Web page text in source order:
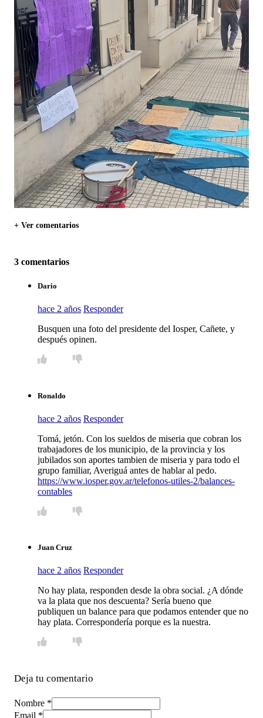
+ Ver comentarios
3 comentarios
Dario
hace 2 años Responder
Busquen una foto del presidente del Iosper, Cañete, y
después opinen.
Ronaldo
hace 2 años Responder
Tomá, jetón. Con los sueldos de miseria que cobran los
trabajadores de los municipio, de la provincia y los
jubilados son aportes tambien de miseria y para todo el
grupo familiar, Averiguá antes de hablar al pedo.
https://www.iosper.gov.ar/telefonos-utiles-2/balances-
contables
Juan Cruz
hace 2 años Responder
No hay plata, responden desde la obra social. ¿A dónde
va la plata que nos descuenta? Sería bueno que
publiquen un balance para que podamos entender que no
hay plata. Correspondería porque es la nuestra.
Deja tu comentario
Nombre *
Email *